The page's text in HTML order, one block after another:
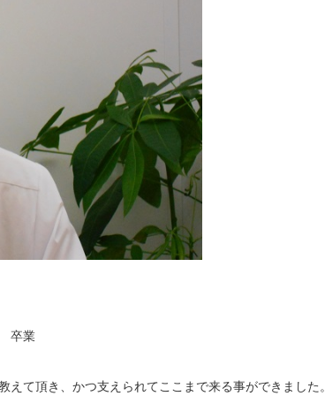
卒業
て頂き、かつ支えられてここまで来る事ができました。